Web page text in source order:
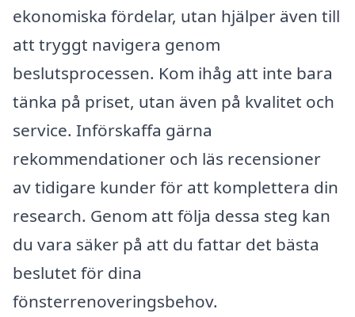
ekonomiska fördelar, utan hjälper även till
att tryggt navigera genom
beslutsprocessen. Kom ihåg att inte bara
tänka på priset, utan även på kvalitet och
service. Införskaffa gärna
rekommendationer och läs recensioner
av tidigare kunder för att komplettera din
research. Genom att följa dessa steg kan
du vara säker på att du fattar det bästa
beslutet för dina
fönsterrenoveringsbehov.